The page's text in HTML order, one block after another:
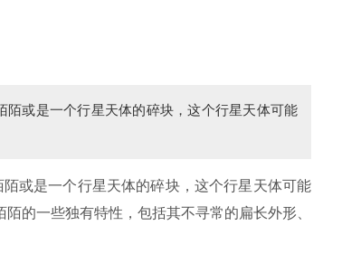
或是一个行星天体的碎块，这个行星天体可能
是一个行星天体的碎块，这个行星天体可能
的一些独有特性，包括其不寻常的扁长外形、